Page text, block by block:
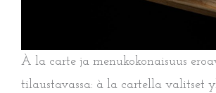
À la carte ja menukokonaisuus
tilaustavassa: à la cartella valitset